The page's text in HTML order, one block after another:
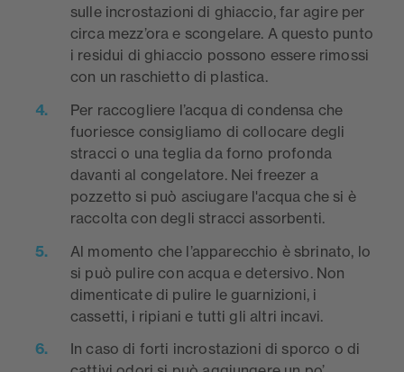
sulle incrostazioni di ghiaccio, far agire per
circa mezz’ora e scongelare. A questo punto
i residui di ghiaccio possono essere rimossi
con un raschietto di plastica.
Per raccogliere l’acqua di condensa che
fuoriesce consigliamo di collocare degli
stracci o una teglia da forno profonda
davanti al congelatore. Nei freezer a
pozzetto si può asciugare l'acqua che si è
raccolta con degli stracci assorbenti.
Al momento che l’apparecchio è sbrinato, lo
si può pulire con acqua e detersivo. Non
dimenticate di pulire le guarnizioni, i
cassetti, i ripiani e tutti gli altri incavi.
In caso di forti incrostazioni di sporco o di